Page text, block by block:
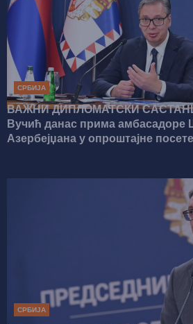
СРБИЈА
ВАЖНИ ДИПЛОМАТСКИ
Вучић данас прима амбасадоре
Азербејџана у опроштајне посете
СРБИЈА